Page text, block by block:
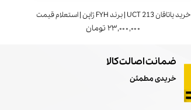
خرید یاتاقان UCT 213 | برند FYH ژاپن | استعلام قیمت
۲۳,۰۰۰,۰۰۰ تومان
ضمانت اصالت کالا
خریدی مطمئن